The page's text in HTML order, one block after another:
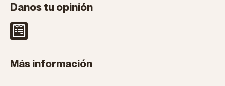
Danos tu opinión
Más información